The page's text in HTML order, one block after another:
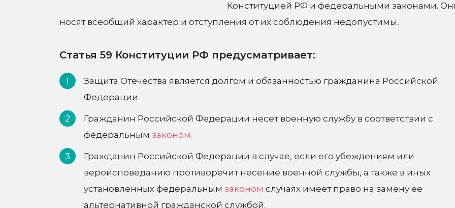
Конституцией РФ и федеральными законами.
носят всеобщий характер и отступления от их соблюдения недопустимы.
Статья 59 Конституции РФ предусматривает:
Защита Отечества является долгом и обязанностью гражданина Российской
Федерации.
Гражданин Российской Федерации несет военную службу в соответствии с
федеральным законом.
Гражданин Российской Федерации в случае, если его убеждениям или
вероисповеданию противоречит несение военной службы, а также в иных
установленных федеральным законом случаях имеет право на замену ее
альтернативной гражданской службой.